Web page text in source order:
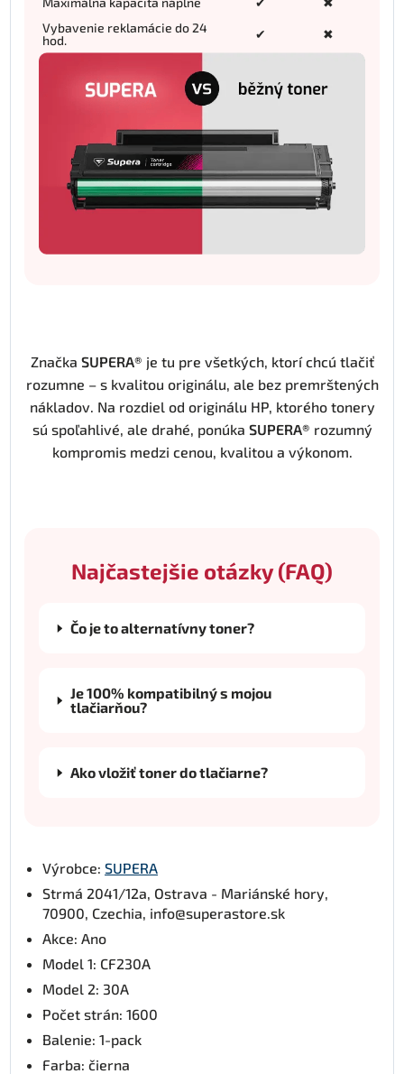
Vybavenie reklamácie do 24
hod.
✔ ✖
Značka SUPERA® je tu pre všetkých, ktorí chcú tlačiť
rozumne – s kvalitou originálu, ale bez premrštených
nákladov. Na rozdiel od originálu HP, ktorého tonery
sú spoľahlivé, ale drahé, ponúka SUPERA® rozumný
kompromis medzi cenou, kvalitou a výkonom.
Najčastejšie otázky (FAQ)
Čo je to alternatívny toner?
Je 100% kompatibilný s mojou
tlačiarňou?
Ako vložiť toner do tlačiarne?
Výrobce: SUPERA
Strmá 2041/12a, Ostrava - Mariánské hory,
70900, Czechia, info@superastore.sk
Akce: Ano
Model 1: CF230A
Model 2: 30A
Počet strán: 1600
Balenie: 1-pack
Farba: čierna